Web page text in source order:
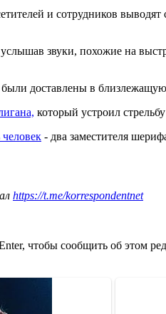
и сотрудников
звуки, похожие на
доставлены в
который устроил
- два заместителя
https://t.me/korrespondentnet
чтобы сообщить об этом